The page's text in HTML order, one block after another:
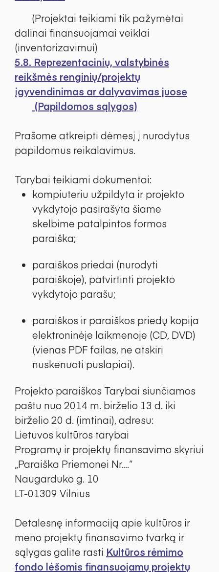
(Projektai teikiami tik pažymėtai
dalinai finansuojamai veiklai
(inventorizavimui)
5.8. Reprezentacinių, valstybinės
reikšmės renginių/projektų
įgyvendinimas ar dalyvavimas juose
(Papildomos sąlygos)
Prašome atkreipti dėmesį į nurodytus
papildomus reikalavimus.
Tarybai teikiami dokumentai:
kompiuteriu užpildyta ir projekto
vykdytojo pasirašyta šiame
skelbime patalpintos formos
paraiška;
paraiškos priedai (nurodyti
paraiškoje), patvirtinti projekto
vykdytojo parašu;
paraiškos ir paraiškos priedų kopija
elektroninėje laikmenoje (CD, DVD)
(vienas PDF failas, ne atskiri
nuskenuoti puslapiai).
Projekto paraiškos Tarybai siunčiamos
paštu nuo 2014 m. birželio 13 d. iki
birželio 20 d. (imtinai), adresu:
Lietuvos kultūros tarybai
Programų ir projektų finansavimo skyriui
„Paraiška Priemonei Nr....“
Naugarduko g. 10
LT-01309 Vilnius
Detalesnę informaciją apie kultūros ir
meno projektų finansavimo tvarką ir
sąlygas galite rasti Kultūros rėmimo
fondo lėšomis finansuojamų projektų